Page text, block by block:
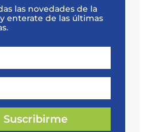
las novedades de la
enterate de las últimas
Suscribirme